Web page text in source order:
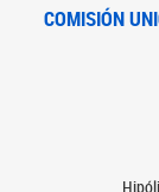
COMISIÓN